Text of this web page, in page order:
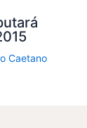
Caetano